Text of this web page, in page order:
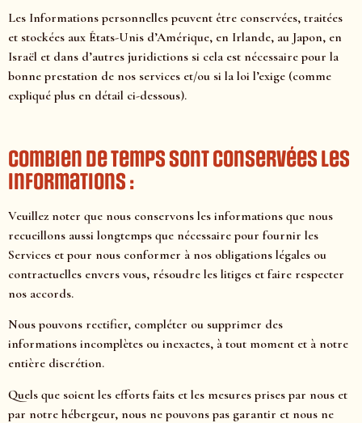
Les Informations personnelles peuvent être conservées, traitées
et stockées aux États-Unis d’Amérique, en Irlande, au Japon, en
Israël et dans d’autres juridictions si cela est nécessaire pour la
bonne prestation de nos services et/ou si la loi l’exige (comme
expliqué plus en détail ci-dessous).
Combien de temps sont conservées les
informations :
Veuillez noter que nous conservons les informations que nous
recueillons aussi longtemps que nécessaire pour fournir les
Services et pour nous conformer à nos obligations légales ou
contractuelles envers vous, résoudre les litiges et faire respecter
nos accords.
Nous pouvons rectifier, compléter ou supprimer des
informations incomplètes ou inexactes, à tout moment et à notre
entière discrétion.
Quels que soient les efforts faits et les mesures prises par nous et
par notre hébergeur, nous ne pouvons pas garantir et nous ne